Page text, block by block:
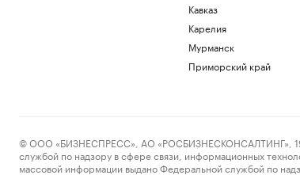
Кавказ
Карелия
Мурманск
Приморский край
© ООО «БИЗНЕСПРЕСС», АО «РОСБИЗНЕСКОНСАЛТИНГ»,
службой по надзору в сфере связи, информационных
массовой информации выдано Федеральной службой по